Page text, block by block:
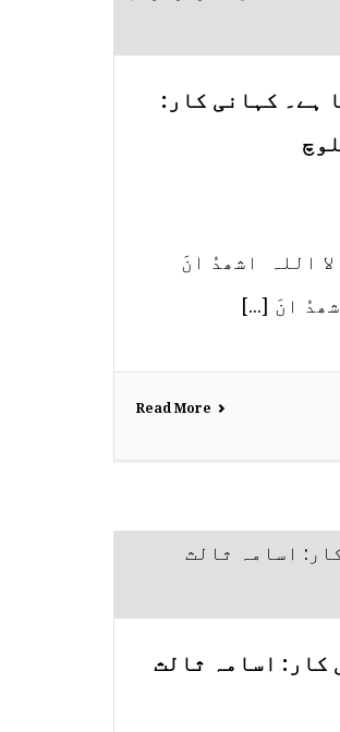
ہے۔ کہانی کار:
اللہ اشھدُ انَ
انَ [...]
Read More
کار: اسامہ ثالث